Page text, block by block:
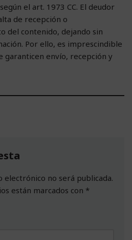
el art. 1973 CC. El deudor
de recepción o
del contenido, dejando sin
Por ello, es imprescindible
garanticen envío, recepción y
electrónico no será publicada.
están marcados con *